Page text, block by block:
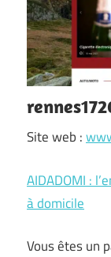
Site web :
AIDADOMI :
à domicile
Vous êtes un